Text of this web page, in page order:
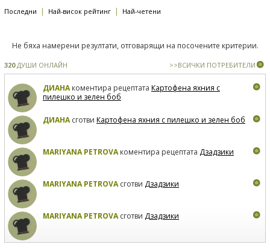
Последни | Най-висок рейтинг | Най-четени
Не бяха намерени резултати, отговарящи на посочените критерии.
320ДУШИ ОНЛАЙН >>ВСИЧКИ ПОТРЕБИТЕЛИ
ДИАНАкоментира рецептата Картофена яхния с
пилешко и зелен боб
ДИАНАсготви Картофена яхния с пилешко и зелен боб
MARIYANA PETROVAкоментира рецептата Дзадзики
MARIYANA PETROVAсготви Дзадзики
MARIYANA PETROVAсготви Дзадзики